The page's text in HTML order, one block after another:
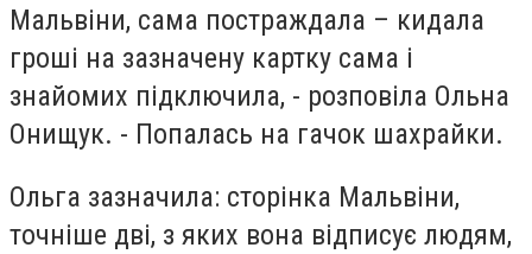
Мальвіни, сама постраждала – кидала
гроші на зазначену картку сама і
знайомих підключила, - розповіла Ольна
Онищук. - Попалась на гачок шахрайки.
Ольга зазначила: сторінка Мальвіни,
точніше дві, з яких вона відписує людям,